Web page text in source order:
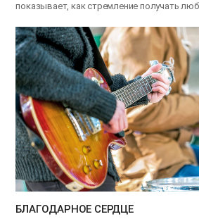
показывает, как стремление получать
БЛАГОДАРНОЕ СЕРДЦЕ